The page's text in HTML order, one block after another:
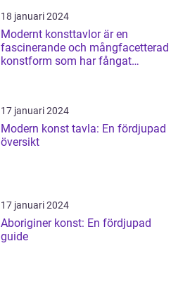
18 januari 2024
Modernt konsttavlor är en
fascinerande och mångfacetterad
konstform som har fångat
17 januari 2024
Modern konst tavla: En fördjupad
översikt
17 januari 2024
Aboriginer konst: En fördjupad
guide